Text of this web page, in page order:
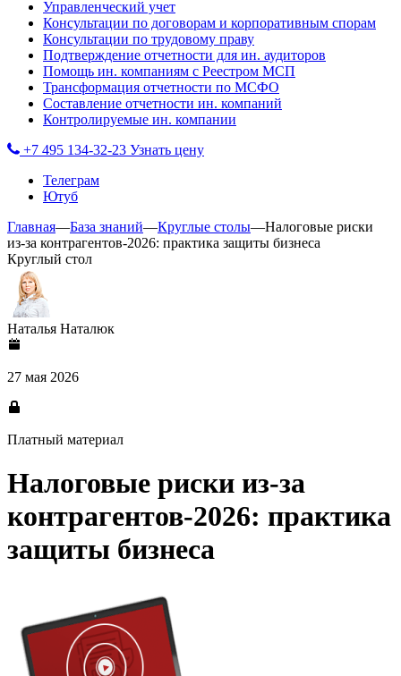
Управленческий учет
Консультации по договорам и корпоративным спорам
Консультации по трудовому праву
Подтверждение отчетности для ин. аудиторов
Помощь ин. компаниям с Реестром МСП
Трансформация отчетности по МСФО
Составление отчетности ин. компаний
Контролируемые ин. компании
+7 495 134-32-23 Узнать цену
Телеграм
Ютуб
Главная—База знаний—Круглые столы—Налоговые риски
из-за контрагентов-2026: практика защиты бизнеса
Круглый стол
Наталья Наталюк
27 мая 2026
Платный материал
Налоговые риски из-за
контрагентов-2026: практика
защиты бизнеса